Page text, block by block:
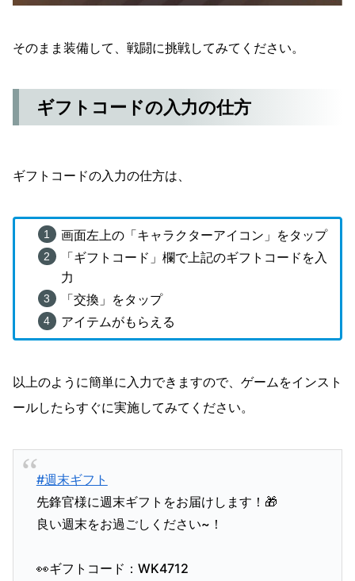
そのまま装備して、戦闘に挑戦してみてください。
ギフトコードの入力の仕方
ギフトコードの入力の仕方は、
画面左上の「キャラクターアイコン」をタップ
「ギフトコード」欄で上記のギフトコードを入
力
「交換」をタップ
アイテムがもらえる
以上のように簡単に入力できますので、ゲームをインスト
ールしたらすぐに実施してみてください。
#週末ギフト
先鋒官様に週末ギフトをお届けします！🎁
良い週末をお過ごしください~！
👀ギフトコード：WK4712